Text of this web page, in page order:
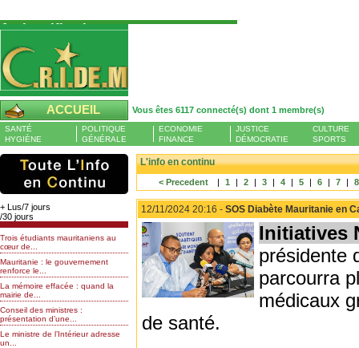
Authentification
Pour S'authentifier veuillez fournir votre
Pseudo et Mot de passer et cliquez sur : Se
connecter
Pseudo
Mot de passe
ACCUEIL Vous êtes 6117 connecté(s) dont 1 membre(s)
Liste des membres en ligne (1)
SAYRE
SANTÉ
HYGIÈNE
POLITIQUE
GÉNÉRALE
ECONOMIE
FINANCE
JUSTICE
DÉMOCRATIE
CULTURE
SPORTS
+ Lus/7 jours
/30 jours
Trois étudiants mauritaniens au
cœur de...
Mauritanie : le gouvernement
renforce le...
La mémoire effacée : quand la
mairie de...
Conseil des ministres :
présentation d’une...
Le ministre de l’Intérieur adresse
un...
L'info en continu
< Precedent | 1 | 2 | 3 | 4 | 5 | 6 | 7 | 8
12/11/2024 20:16 - SOS Diabète Mauritanie en
Initiatives
présidente
parcourra
médicaux
de santé.